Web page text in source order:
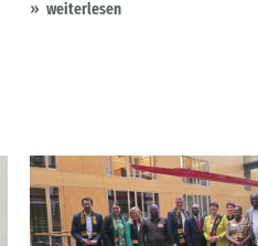
weiterlesen